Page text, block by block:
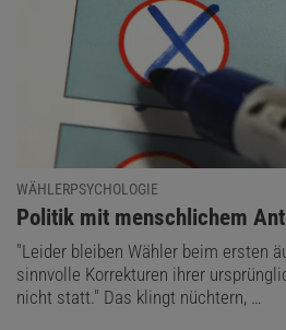
WÄHLERPSYCHOLOGIE
:
Politik mit menschlichem
"Leider bleiben Wähler beim ersten
sinnvolle Korrekturen ihrer
nicht statt." Das klingt nüchtern, …